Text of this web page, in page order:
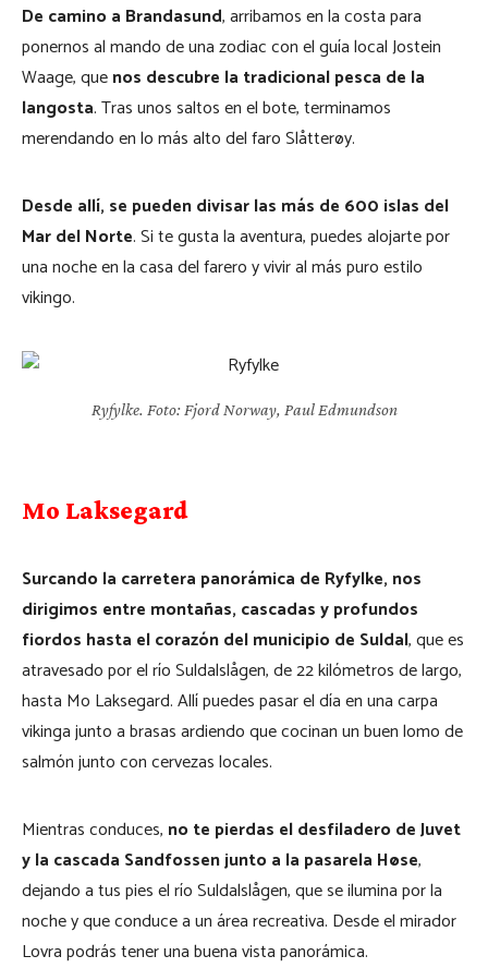
De camino a Brandasund, arribamos en la costa para
ponernos al mando de una zodiac con el guía local Jostein
Waage, quenos descubre la tradicional pesca de la
langosta. Tras unos saltos en el bote, terminamos
merendando en lo más alto del faro Slåtterøy.
Desde allí, se pueden divisar las más de 600 islas del
Mar del Norte. Si te gusta la aventura, puedes alojarte por
una noche en la casa del farero y vivir al más puro estilo
vikingo.
Ryfylke. Foto: Fjord Norway, Paul Edmundson
Mo Laksegard
Surcando la carretera panorámica de Ryfylke, nos
dirigimos entre montañas, cascadas y profundos
fiordos hasta el corazón del municipio de Suldal, que es
atravesado por el río Suldalslågen, de 22 kilómetros de largo,
hasta Mo Laksegard. Allí puedes pasar el día en una carpa
vikinga junto a brasas ardiendo que cocinan un buen lomo de
salmón junto con cervezas locales.
Mientras conduces, no te pierdas el desfiladero de Juvet
y la cascada Sandfossen junto a la pasarela Høse,
dejando a tus pies el río Suldalslågen, que se ilumina por la
noche y que conduce a un área recreativa. Desde el mirador
Lovra podrás tener una buena vista panorámica.